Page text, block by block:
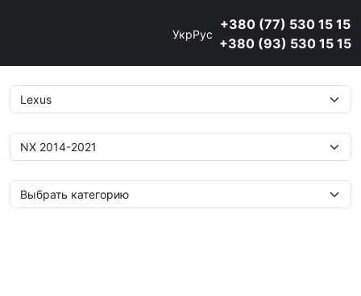
УкрРус
+380 (77) 530 15 15
+380 (93) 530 15 15